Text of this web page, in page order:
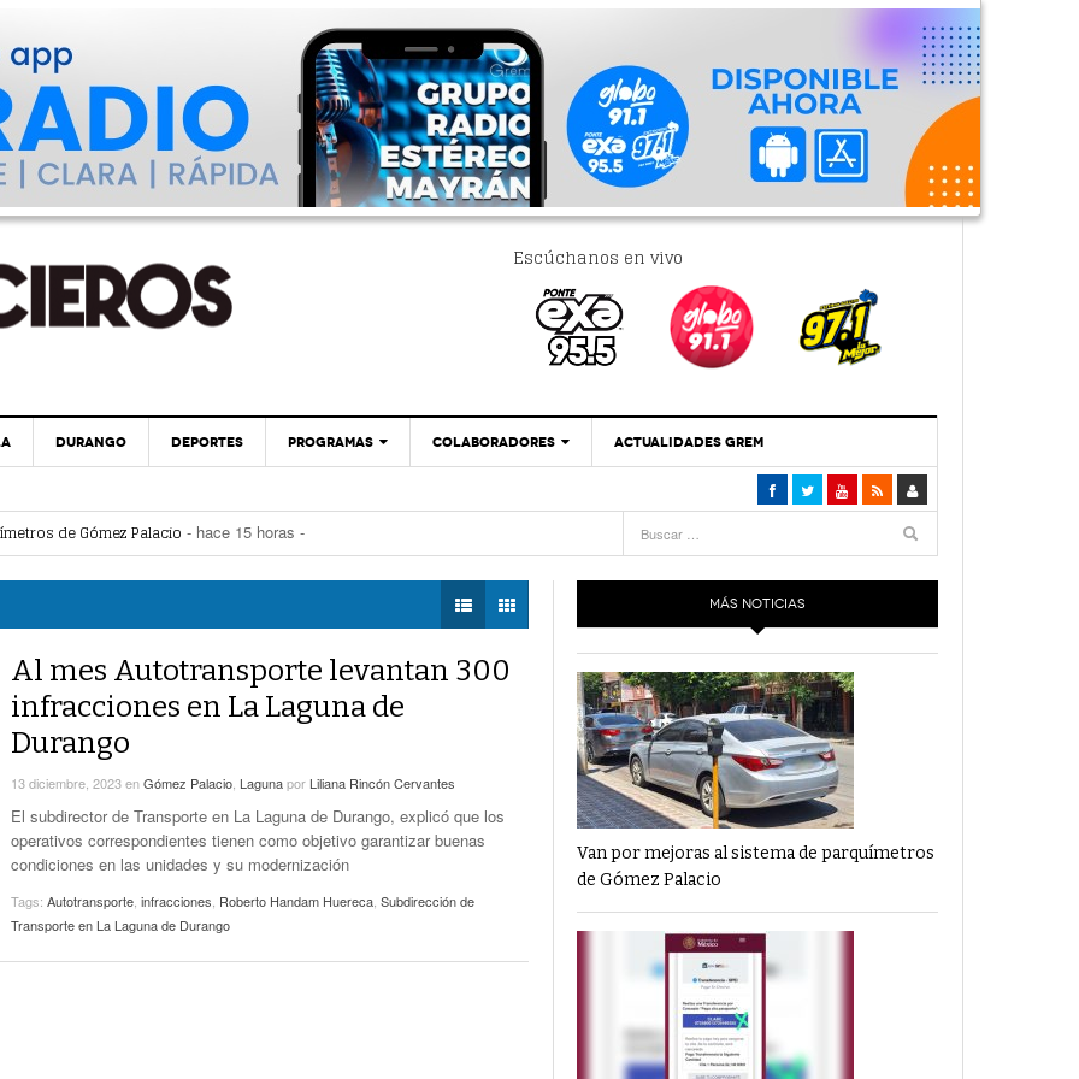
Escúchanos en vivo
Páginas Fraudulentas - hace 16 horas -
hace 18 horas -
Hay Que Esperar A Que Se Pongan De
Acuerdo Los Alcaldes: Presidente De La
Comisión De Movilidad Sobre Paso De Taxis
hace 19 horas -
Van Más De 4 Mil Taxis Verificados En Torreón.
Sigue El Robo De Catalizadores- hace 20 horas -
DURANGO DEPORTES PROGRAMAS
GLOBO
TWEETS AND
ESTÉREO GALLITO
COLABORADORES
‘Se Vale Soñar Con Una Contraloría Ciudadana’
Financiamiento’ Por PC29
‘La Laguna: Bomba De Tiempo Por Falta De
Planeación’ Por PC29- 17 mayo, 2021
‘Las Corrupciones, Sus Formas Y Efectos’ Por
PC29- 7 mayo, 2021
ACTUALIDADES GREM
de Gómez Palacio- hace 15 horas -
páginas fraudulentas - hace 16 horas -
programadas en Gómez Palacio- hace 16 horas -
obliga a Lerdo a ajustar finanzas e incrementar recaudación- hace 18
las víctimas y contra la tortura
Al mes Autotransporte levantan 300
infracciones en La Laguna de
Durango
13 diciembre, 2023enGómez Palacio Lagunapor Liliana Rincón Cervantes
El subdirector de Transporte en La Laguna de Durango, explicó que los
operativos correspondientes tienen como objetivo garantizar buenas
condiciones en las unidades y su modernización
Tags: Autotransporte infracciones Roberto Handam Huereca Subdirección de
Transporte en La Laguna de Durango
MÁS NOTICIAS
Van por mejoras al sistema de parquímetros
de Gómez Palacio